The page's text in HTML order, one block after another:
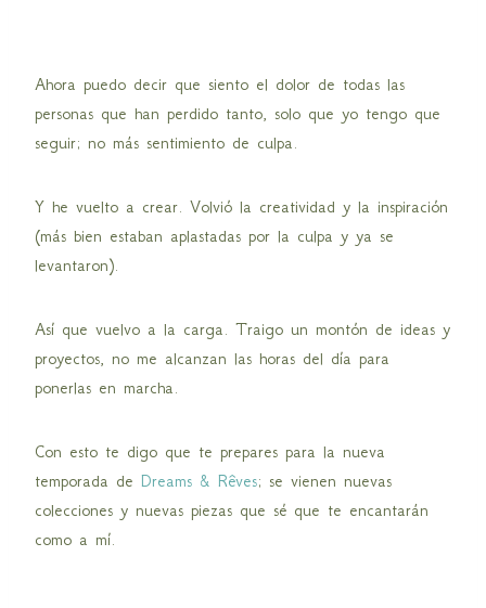
Ahora puedo decir que siento el dolor de todas las
personas que han perdido tanto, solo que yo tengo que
seguir; no más sentimiento de culpa.
Y he vuelto a crear. Volvió la creatividad y la inspiración
(más bien estaban aplastadas por la culpa y ya se
levantaron).
Así que vuelvo a la carga. Traigo un montón de ideas y
proyectos, no me alcanzan las horas del día para
ponerlas en marcha.
Con esto te digo que te prepares para la nueva
temporada de Dreams & Rêves; se vienen nuevas
colecciones y nuevas piezas que sé que te encantarán
como a mí.